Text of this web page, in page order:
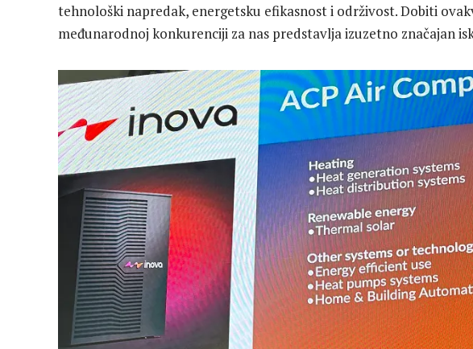
tehnološki napredak, energetsku efikasnost i održivost. Dobiti
međunarodnoj konkurenciji za nas predstavlja izuzetno značajan